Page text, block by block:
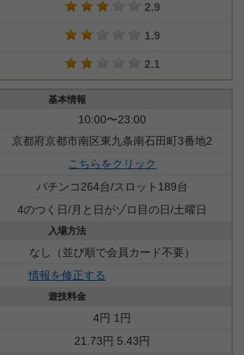
2.9
1.9
2.1
基本情報
10:00〜23:00
京都府京都市南区東九条南石田町3番地2
こちらをクリック
パチンコ264台/スロット189台
4のつく日/月と日がゾロ目の日/土曜日
入場方法
なし（並び順で会員カード不要）
情報を修正する
遊技料金
4円 1円
21.73円 5.43円